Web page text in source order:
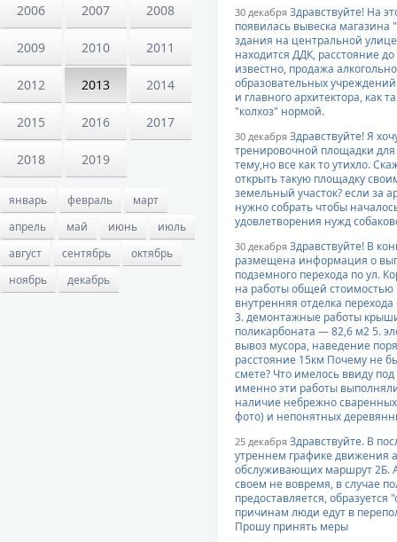
2006 2007 2008
2009 2010 2011
2012 2013 2014
2015 2016 2017
2018 2019
январь февраль
март
апрель
май июнь
июль
август
сентябрь
октябрь
ноябрь
декабрь
30 декабря Здравствуйте! На
появилась вывеска
здания на центральной
находится ДДК, расстояние
известно, продажа
образовательных
и главного архитектора, как
"колхоз" нормой.
30 декабря Здравствуйте! Я
тренировочной площадки
тему,но все как то утихло.
открыть такую площадку
земельный участок? если за
нужно собрать чтобы
удовлетворения нужд
30 декабря Здравствуйте! В
размещена информация о
подземного перехода по ул.
на работы общей стоимостью
внутренняя отделка
3. демонтажные работы
поликарбоната — 82,6 м2 5.
вывоз мусора, наведение
расстояние 15км Почему не
смете? Что имелось ввиду
именно эти работы
наличие небрежно сваренных
фото) и непонятных
25 декабря Здравствуйте. В
утреннем графике движения
обслуживающих маршрут 2Б.
своем не вовремя, в случае
предоставляется,
причинам люди едут в
Прошу принять меры